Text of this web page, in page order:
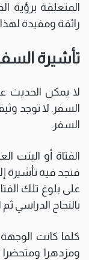
المتعلقة برؤية
رائقة ومفيدة
تأشيرة
لا يمكن الحديث
السفر. لا توجد
السفر.
الفتاة أو البنت
فتجد فيه تأشيرة
على بلوغ تلك
بالنجاح الدراسي
كلما كانت الوجهة
ومزدهرا